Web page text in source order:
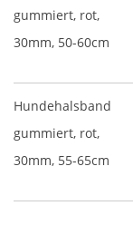
gummiert, rot,
30mm, 50-60cm
Hundehalsband
gummiert, rot,
30mm, 55-65cm